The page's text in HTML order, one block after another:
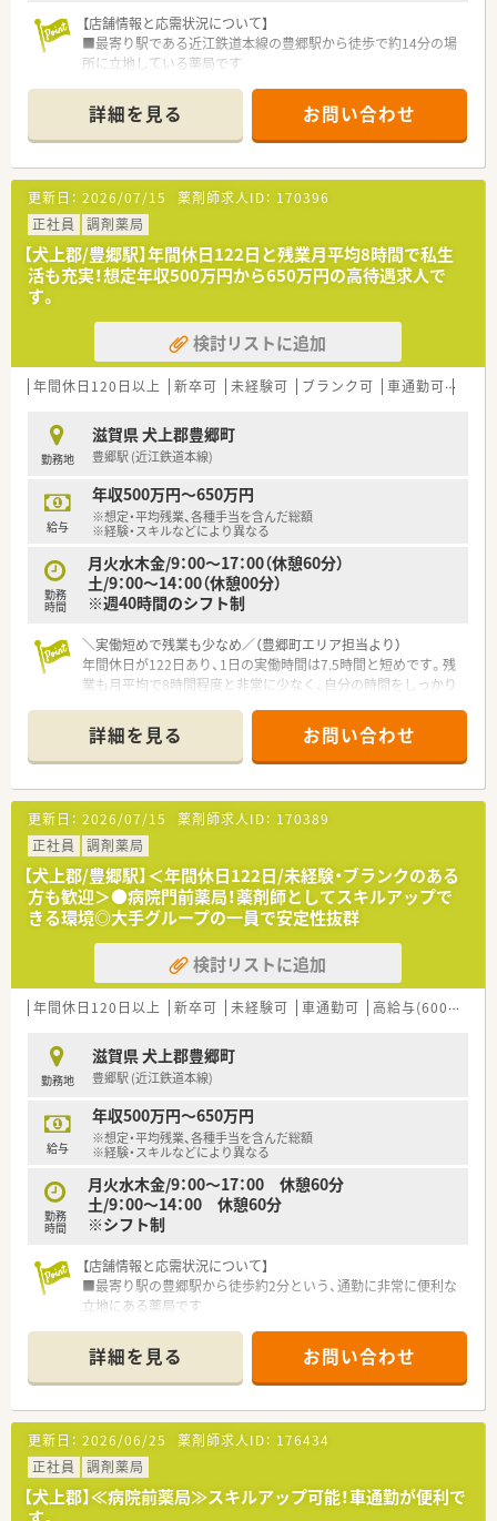
【店舗情報と応需状況について】
■最寄り駅である近江鉄道本線の豊郷駅から徒歩で約14分の場
所に立地している薬局です
平均で約100枚応需しています
■薬剤師は常勤3名とパート2名、事務員は常勤2名とパート2名
が在籍し協力し合える体制です
【募集背景と求める人物像について】
■今回は体制強化のための欠員補充となり、地域医療に貢献いた
だける新たな仲間を募集しています
■患者様一人ひとりに寄り添いながら、丁寧で温かみのあるコミ
ュニケーションが取れる方を求めています
■チームワークを尊重し、他のスタッフと積極的に連携しながら
【求人情報について】
■これまでのご経験やご年齢を考慮し、年収500万円から550万
円の範囲で優遇いたします
ループならではの制度が整っています
■年間休日は124日と豊富で、完全週休2日制を採用しており、プ
ライベートとの両立が可能です
【勤務実態について】
■1日の実働時間は7時間30分、週37時間30分勤務で、法定労働
時間よりも短く設定されています
■月間の平均残業時間は8時間から9時間程度と少なく、ワーク
ライフバランスを重視できます
■有給休暇は法定通りに付与され、夏季休暇や年末年始と合わせ
詳細を見る お問い合わせ
更新日： 2026/07/15 薬剤師求人ID： 170396
正社員
調剤薬局
【犬上郡/豊郷駅】年間休日122日と残業月平均8時間で私生
活も充実！想定年収500万円から650万円の高待遇求人で
す。
検討リストに追加
年間休日120日以上 新卒可 未経験可 ブランク可 車通勤可
勤務地
滋賀県 犬上郡豊郷町
豊郷駅 (近江鉄道本線)
給与
年収500万円～650万円
※想定・平均残業、各種手当を含んだ総額
※経験・スキルなどにより異なる
勤務
時間
月火水木金/9：00～17：00（休憩60分）
土/9：00～14：00（休憩00分）
※週40時間のシフト制
＼実働短めで残業も少なめ／（豊郷町エリア担当より）
年間休日が122日あり、1日の実働時間は7.5時間と短めです。残
業も月平均で8時間程度と非常に少なく、自分の時間をしっかり
＊------------------------------------------＊
【店舗情報と応需状況について】
■最寄り駅である豊郷駅から徒歩2分と、通勤に極めて便利な駅
近の好立地に位置する薬局です。
■門前の総合病院から内科や精神科など幅広い科目の処方箋を1
日約70枚応需しております。
■現在は常勤1名とパート2名の薬剤師に加えて、事務スタッフ
も在籍して協力し合っています。
【募集背景と求める人物像について】
■今回は体制強化のための欠員補充となっており、安定して長く
勤務できる正社員を募集します。
■地域医療の発展に貢献したいという高い意欲を持った前向き
な方を心よりお待ちしています。
ケーションが取れる方を歓迎します。
【法人特徴について】
■滋賀県内で12店舗の調剤薬局を展開しており、地域に深く根
ざした安定した地場チェーンです。
■大手グループ傘下のため、風通しの良さと大手同様の手厚い福
利厚生を両立させております。
■県内でいち早く在宅医療を開始した実績があり、全店舗で高い
在宅実績を誇る先駆的な法人です。
■正社員の勤務薬剤師として、腰を据えて長期にわたり活躍して
いただける環境を整えています。
■提示年収は500万円から600万円を想定しており、ご経験に応
■近隣エリアの店舗をカバーするラウンダー勤務が可能な方は、
最大年収650万円の提示も可能です。
詳細を見る お問い合わせ
更新日： 2026/07/15 薬剤師求人ID： 170389
正社員
調剤薬局
【犬上郡/豊郷駅】＜年間休日122日/未経験・ブランクのある
方も歓迎＞●病院門前薬局！薬剤師としてスキルアップで
きる環境◎大手グループの一員で安定性抜群
検討リストに追加
年間休日120日以上 新卒可 未経験可 車通勤可 高給与(600万円以上)
勤務地
滋賀県 犬上郡豊郷町
豊郷駅 (近江鉄道本線)
給与
年収500万円～650万円
※想定・平均残業、各種手当を含んだ総額
※経験・スキルなどにより異なる
勤務
時間
月火水木金/9：00～17：00 休憩60分
土/9：00～14：00 休憩60分
※シフト制
【店舗情報と応需状況について】
■最寄り駅の豊郷駅から徒歩約2分という、通勤に非常に便利な
立地にある薬局です
100枚応需しています
■薬剤師は常勤4名とパート5名が在籍しており、手厚い人員体
制で業務にあたっています
【法人特徴について】
■滋賀県内に12店舗の調剤薬局を展開し、地域に密着した医療
サービスを提供しています
■大手調剤薬局グループの一員であり、安定した経営基盤と充実
した福利厚生が魅力です
詳細を見る お問い合わせ
更新日： 2026/06/25 薬剤師求人ID： 176434
正社員
調剤薬局
【犬上郡】≪病院前薬局≫スキルアップ可能！車通勤が便利で